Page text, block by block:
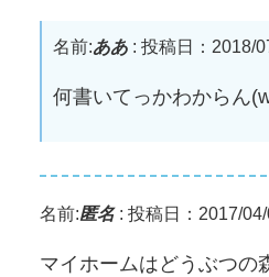
名前:ああ: 投稿日：2018/
何書いてっかわからん
名前:匿名: 投稿日：2017/
マイホームはどうぶつの